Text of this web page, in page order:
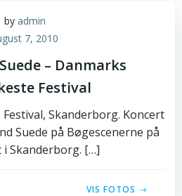
by admin
7, 2010
– Danmarks
Festival
Skanderborg. Koncert
Suede på Bøgescenerne på
i Skanderborg. […]
VIS FOTOS